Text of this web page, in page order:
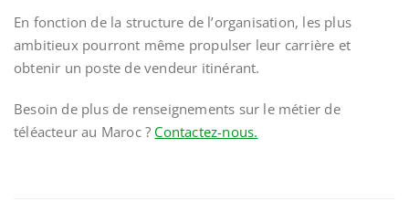
En fonction de la structure de l’organisation, les plus
ambitieux pourront même propulser leur carrière et
obtenir un poste de vendeur itinérant.
Besoin de plus de renseignements sur le métier de
téléacteur au Maroc ? Contactez-nous.